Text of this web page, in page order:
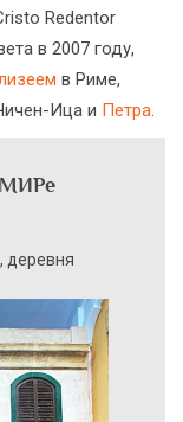
Redentor
в 2007 году,
в Риме,
Ица и Петра.
деревня